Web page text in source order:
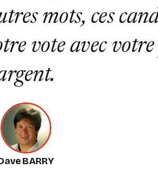
mots, ces
vote avec
BARRY